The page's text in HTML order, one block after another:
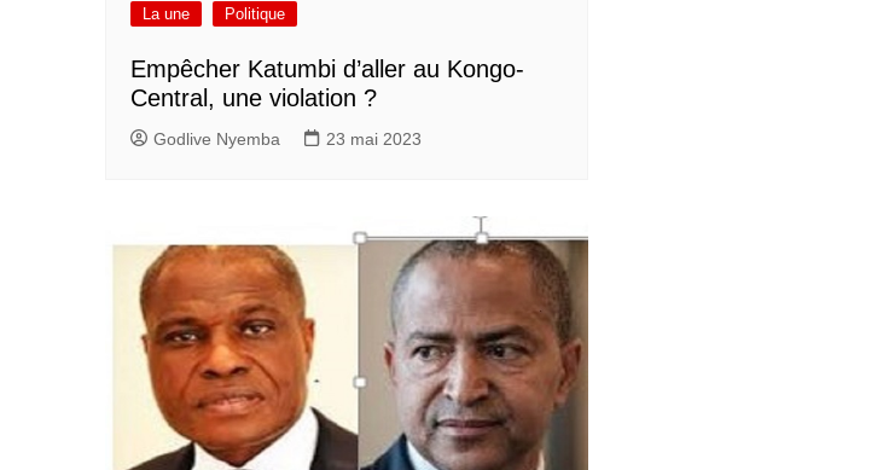
La une Politique
Empêcher Katumbi d’aller au Kongo-
Central, une violation ?
Godlive Nyemba 23 mai 2023